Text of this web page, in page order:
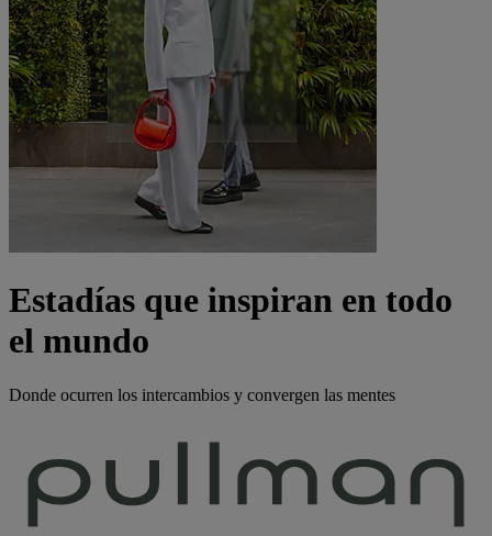
Estadías que inspiran en todo
el mundo
Donde ocurren los intercambios y convergen las mentes